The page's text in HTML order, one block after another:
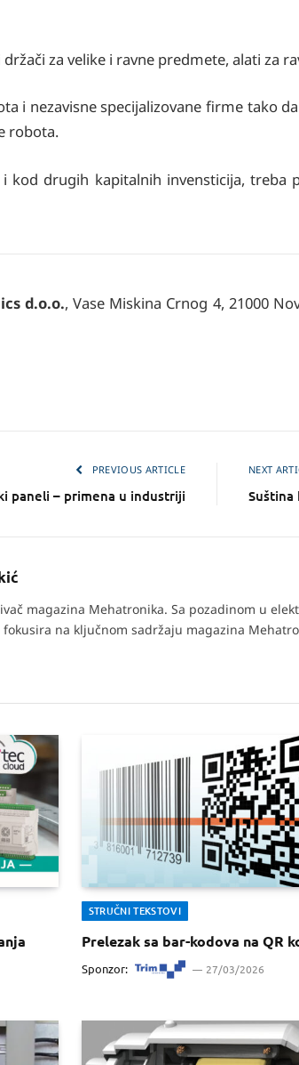
za velike i ravne predmete, alati za
i nezavisne specijalizovane firme tako
robota.
kod drugih kapitalnih invensticija, treba
d.o.o., Vase Miskina Crnog 4, 21000
PREVIOUS ARTICLE
paneli – primena u industriji
NEXT
Suština
magazina Mehatronika. Sa pozadinom u
fokusira na ključnom sadržaju magazina
STRUČNI TEKSTOVI
Prelezak sa bar-kodova na QR
Sponzor: 27/03/2026